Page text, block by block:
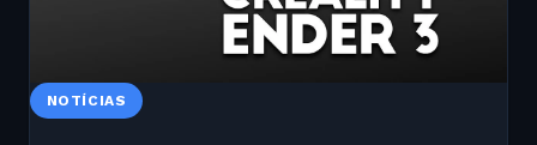
NOTÍCIAS